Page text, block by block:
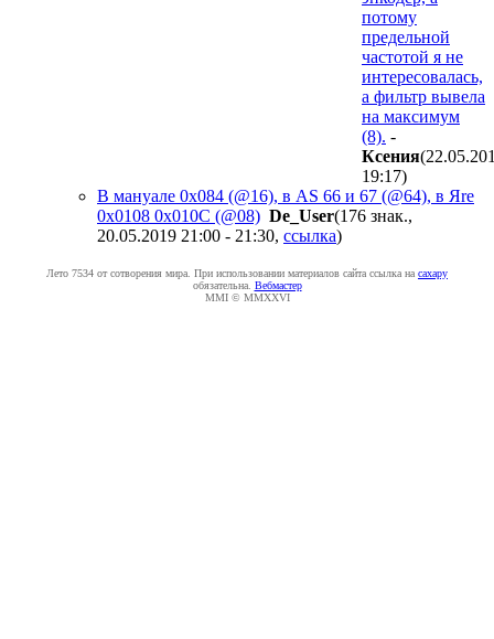
потому
предельной
частотой я не
интересовалась,
а фильтр вывела
на максимум
(8). -
Ксения
19:17)
В мануале 0x084 (@16), в AS 66 и 67 (@64), в Яrе
0x0108 0x010C (@08) De_User(176 знак.,
20.05.2019 21:00 - 21:30, ссылка)
Лето 7534 от сотворения мира. При использовании материалов сайта ссылка на caxapу
обязательна. Вебмастер
MMI © MMXXVI